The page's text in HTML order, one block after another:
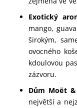
Exotický
mango,
širokým,
ovocného
kdoulovou
zázvoru.
Dům Moët
největší a